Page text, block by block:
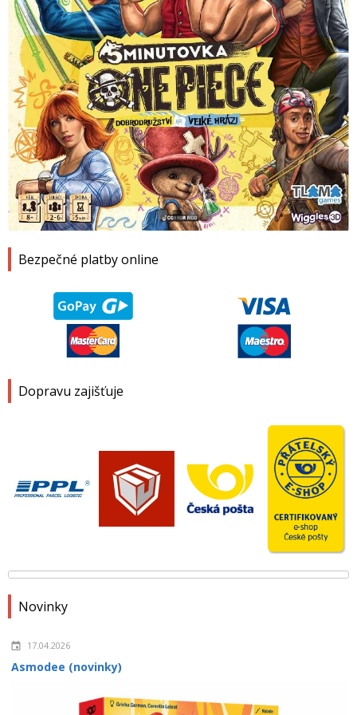
Bezpečné platby online
Dopravu zajišťuje
Novinky
17.04.2026
Asmodee (novinky)